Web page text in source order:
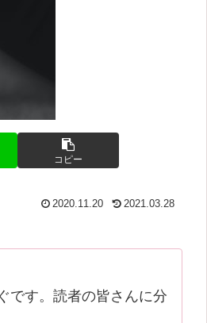
コピー
2020.11.20 2021.03.28
です。読者の皆さんに分